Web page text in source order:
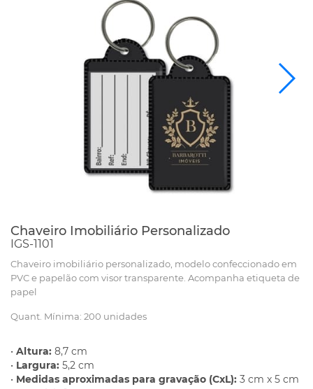
Chaveiro Imobiliário Personalizado
IGS-1101
Chaveiro imobiliário personalizado, modelo confeccionado em
PVC e papelão com visor transparente. Acompanha etiqueta de
papel
Quant. Mínima: 200 unidades
• Altura: 8,7 cm
• Largura: 5,2 cm
• Medidas aproximadas para gravação (CxL): 3 cm x 5 cm